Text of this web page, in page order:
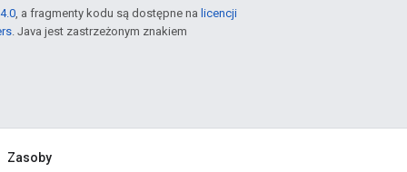
, a fragmenty kodu są dostępne na licencji
. Java jest zastrzeżonym znakiem
Zasoby